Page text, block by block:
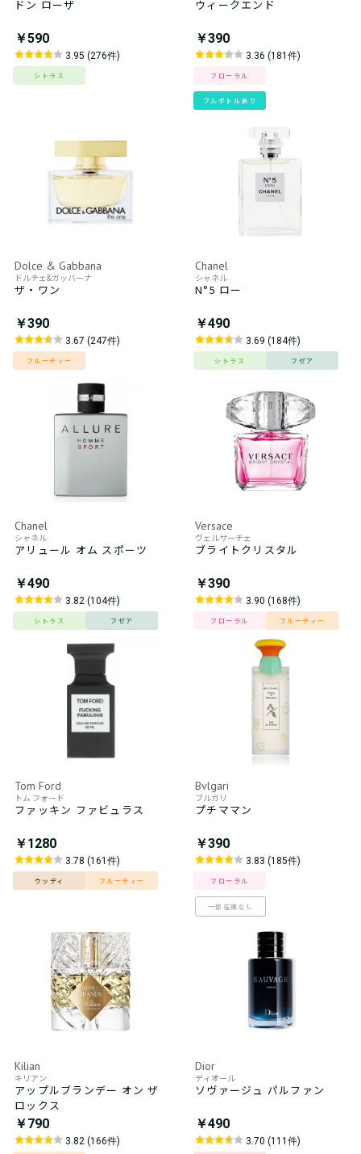
ドン ローザ
￥590
3.95 (276件)
シトラス
ウィークエンド
￥390
3.36 (181件)
フローラル
フルボトルあり
Dolce & Gabbana
ドルチェ&ガッバーナ
ザ・ワン
￥390
3.67 (247件)
フルーティー
Chanel
シャネル
N°5 ロー
￥490
3.69 (184件)
シトラス フゼア
Chanel
シャネル
アリュール オム スポーツ
￥490
3.82 (104件)
シトラス フゼア
Versace
ヴェルサーチェ
ブライトクリスタル
￥390
3.90 (168件)
フローラル フルーティー
Tom Ford
トム フォード
ファッキン ファビュラス
￥1280
3.78 (161件)
ウッディ フルーティー
Bvlgari
ブルガリ
プチママン
￥390
3.83 (185件)
フローラル
一部在庫なし
Kilian
キリアン
アップルブランデー オン ザ
ロックス
￥790
3.82 (166件)
Dior
ディオール
ソヴァージュ パルファン
￥490
3.70 (111件)